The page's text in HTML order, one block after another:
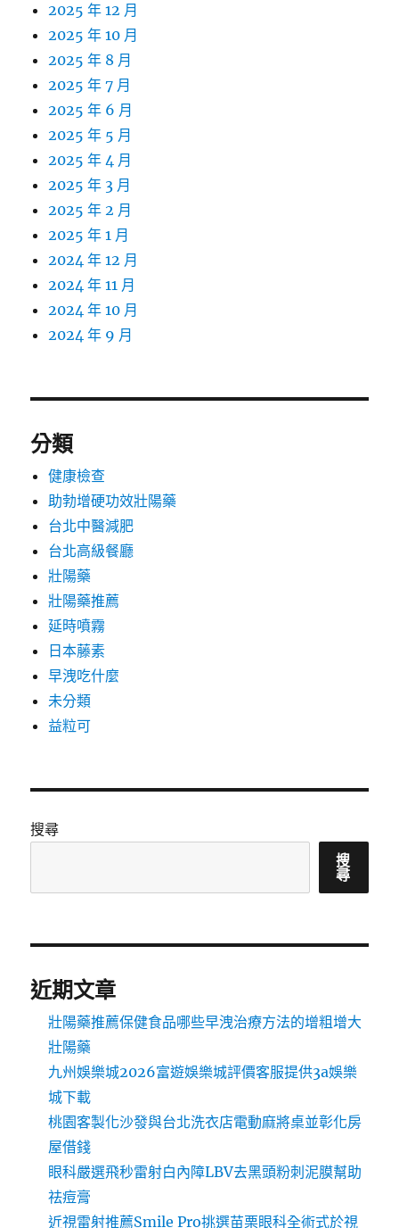
2025 年 12 月
2025 年 10 月
2025 年 8 月
2025 年 7 月
2025 年 6 月
2025 年 5 月
2025 年 4 月
2025 年 3 月
2025 年 2 月
2025 年 1 月
2024 年 12 月
2024 年 11 月
2024 年 10 月
2024 年 9 月
分類
健康檢查
助勃增硬功效壯陽藥
台北中醫減肥
台北高級餐廳
壯陽藥
壯陽藥推薦
延時噴霧
日本藤素
早洩吃什麼
未分類
益粒可
搜尋
搜
尋
近期文章
壯陽藥推薦保健食品哪些早洩治療方法的增粗增大
壯陽藥
九州娛樂城2026富遊娛樂城評價客服提供3a娛樂
城下載
桃園客製化沙發與台北洗衣店電動麻將桌並彰化房
屋借錢
眼科嚴選飛秒雷射白內障LBV去黑頭粉刺泥膜幫助
祛痘膏
近視雷射推薦Smile Pro挑選苗栗眼科全術式於視